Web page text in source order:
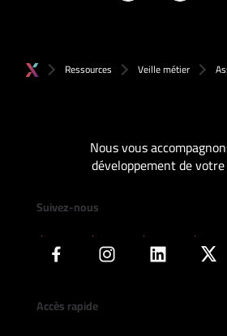
Ressources Veille métier
Nous vous
développement de
Suivez-nous
Accès rapide